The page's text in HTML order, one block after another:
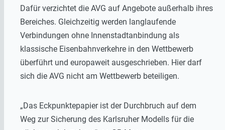
Dafür verzichtet die AVG auf Angebote außerhalb ihres
Bereiches. Gleichzeitig werden langlaufende
Verbindungen ohne Innenstadtanbindung als
klassische Eisenbahnverkehre in den Wettbewerb
überführt und europaweit ausgeschrieben. Hier darf
sich die AVG nicht am Wettbewerb beteiligen.
„Das Eckpunktepapier ist der Durchbruch auf dem
Weg zur Sicherung des Karlsruher Modells für die